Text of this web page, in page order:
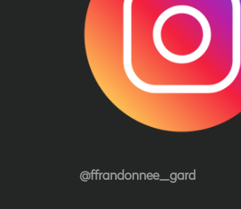
@ffrandonnee_gard